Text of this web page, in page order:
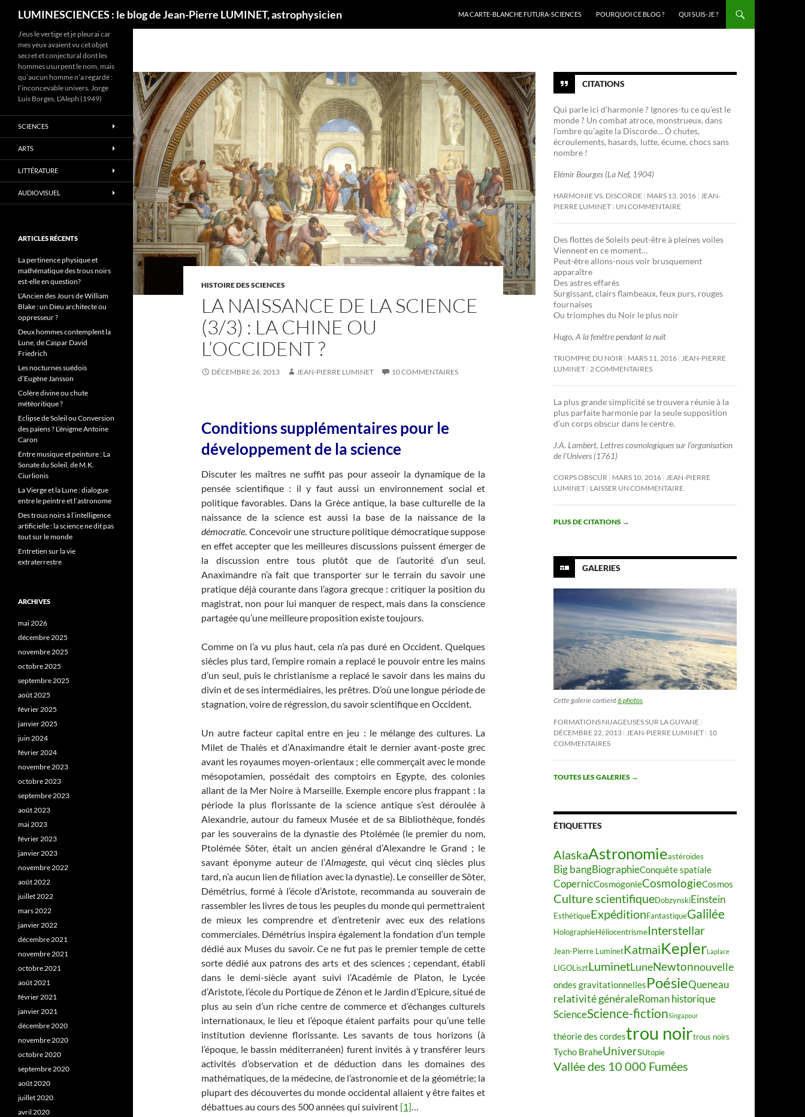
LUMINESCIENCES : le blog de Jean-Pierre LUMINET, astrophysicien
MA CARTE-BLANCHE FUTURA-SCIENCES
POURQUOI CE BLOG ? QUI SUIS-JE ?
HISTOIRE DES SCIENCES
LA NAISSANCE DE LA SCIENCE
(3/3) : LA CHINE OU
L’OCCIDENT ?
DÉCEMBRE 26, 2013 JEAN-PIERRE LUMINET 10 COMMENTAIRES
Conditions supplémentaires pour le
développement de la science
Discuter les maîtres ne suffit pas pour asseoir la dynamique de la
pensée scientifique : il y faut aussi un environnement social et
politique favorables. Dans la Grèce antique, la base culturelle de la
naissance de la science est aussi la base de la naissance de la
démocratie. Concevoir une structure politique démocratique suppose
en effet accepter que les meilleures discussions puissent émerger de
la discussion entre tous plutôt que de l’autorité d’un seul.
Anaximandre n’a fait que transporter sur le terrain du savoir une
pratique déjà courante dans l’agora grecque : critiquer la position du
magistrat, non pour lui manquer de respect, mais dans la conscience
partagée qu’une meilleure proposition existe toujours.
Comme on l’a vu plus haut, cela n’a pas duré en Occident. Quelques
siècles plus tard, l’empire romain a replacé le pouvoir entre les mains
d’un seul, puis le christianisme a replacé le savoir dans les mains du
divin et de ses intermédiaires, les prêtres. D’où une longue période de
stagnation, voire de régression, du savoir scientifique en Occident.
Un autre facteur capital entre en jeu : le mélange des cultures. La
Milet de Thalès et d’Anaximandre était le dernier avant-poste grec
avant les royaumes moyen-orientaux ; elle commerçait avec le monde
mésopotamien, possédait des comptoirs en Egypte, des colonies
allant de la Mer Noire à Marseille. Exemple encore plus frappant : la
période la plus florissante de la science antique s’est déroulée à
Alexandrie, autour du fameux Musée et de sa Bibliothèque, fondés
par les souverains de la dynastie des Ptolémée (le premier du nom,
Ptolémée Sôter, était un ancien général d’Alexandre le Grand ; le
savant éponyme auteur de l’Almageste, qui vécut cinq siècles plus
tard, n’a aucun lien de filiation avec la dynastie). Le conseiller de Sôter,
Démétrius, formé à l’école d’Aristote, recommanda au souverain de
rassembler les livres de tous les peuples du monde qui permettraient
de mieux les comprendre et d’entretenir avec eux des relations
commerciales. Démétrius inspira également la fondation d’un temple
dédié aux Muses du savoir. Ce ne fut pas le premier temple de cette
sorte dédié aux patrons des arts et des sciences ; cependant, établi
dans le demi-siècle ayant suivi l’Académie de Platon, le Lycée
d’Aristote, l’école du Portique de Zénon et le Jardin d’Epicure, situé de
plus au sein d’un riche centre de commerce et d’échanges culturels
internationaux, le lieu et l’époque étaient parfaits pour qu’une telle
institution devienne florissante. Les savants de tous horizons (à
l’époque, le bassin méditerranéen) furent invités à y transférer leurs
activités d’observation et de déduction dans les domaines des
mathématiques, de la médecine, de l’astronomie et de la géométrie; la
plupart des découvertes du monde occidental allaient y être faites et
débattues au cours des 500 années qui suivirent [1]…
CITATIONS
Qui parle ici d’harmonie ? Ignores-tu ce qu’est le
monde ? Un combat atroce, monstrueux, dans
l’ombre qu’agite la Discorde… Ô chutes,
écroulements, hasards, lutte, écume, chocs sans
nombre !
Elémir Bourges (La Nef, 1904)
HARMONIE VS. DISCORDE MARS 13, 2016 JEAN-
PIERRE LUMINET UN COMMENTAIRE
Des flottes de Soleils peut-être à pleines voiles
Viennent en ce moment…
Peut-être allons-nous voir brusquement
apparaître
Des astres effarés
Surgissant, clairs flambeaux, feux purs, rouges
fournaises
Ou triomphes du Noir le plus noir
Hugo, A la fenêtre pendant la nuit
TRIOMPHE DU NOIR MARS 11, 2016 JEAN-PIERRE
LUMINET 2 COMMENTAIRES
La plus grande simplicité se trouvera réunie à la
plus parfaite harmonie par la seule supposition
d’un corps obscur dans le centre.
J.A. Lambert, Lettres cosmologiques sur l’organisation
de l’Univers (1761)
CORPS OBSCUR MARS 10, 2016 JEAN-PIERRE
LUMINET LAISSER UN COMMENTAIRE
PLUS DE CITATIONS →
GALERIES
Cette galerie contient6 photos.
FORMATIONS NUAGEUSES SUR LA GUYANE
DÉCEMBRE 22, 2013 JEAN-PIERRE LUMINET 10
COMMENTAIRES
TOUTES LES GALERIES →
ÉTIQUETTES
AlaskaAstronomieastéroïdes
Big bangBiographieConquête spatiale
CopernicCosmogonieCosmologieCosmos
Culture scientifiqueDobzynskiEinstein
EsthétiqueExpéditionFantastiqueGalilée
HolographieHéliocentrismeInterstellar
Jean-Pierre LuminetKatmaiKeplerLaplace
LIGOLisztLuminetLuneNewtonnouvelle
ondes gravitationnellesPoésieQueneau
relativité généraleRoman historique
ScienceScience-fictionSingapour
théorie des cordestrou noirtrous noirs
Tycho BraheUniversUtopie
Vallée des 10 000 Fumées
J’eus le vertige et je pleurai car
mes yeux avaient vu cet objet
secret et conjectural dont les
hommes usurpent le nom, mais
qu’aucun homme n’a regardé :
l’inconcevable univers. Jorge
Luis Borges, L’Aleph (1949)
SCIENCES
ARTS
LITTÉRATURE
AUDIOVISUEL
ARTICLES RÉCENTS
La pertinence physique et
mathématique des trous noirs
est-elle en question?
L’Ancien des Jours de William
Blake : un Dieu architecte ou
oppresseur ?
Deux hommes contemplent la
Lune, de Caspar David
Friedrich
Les nocturnes suédois
d’Eugène Jansson
Colère divine ou chute
météoritique ?
Eclipse de Soleil ou Conversion
des païens ? L’énigme Antoine
Caron
Entre musique et peinture : La
Sonate du Soleil, de M.K.
Ciurlionis
La Vierge et la Lune : dialogue
entre le peintre et l’astronome
Des trous noirs à l’intelligence
artificielle : la science ne dit pas
tout sur le monde
Entretien sur la vie
extraterrestre
ARCHIVES
mai 2026
décembre 2025
novembre 2025
octobre 2025
septembre 2025
août 2025
février 2025
janvier 2025
juin 2024
février 2024
novembre 2023
octobre 2023
septembre 2023
août 2023
mai 2023
février 2023
janvier 2023
novembre 2022
août 2022
juillet 2022
mars 2022
janvier 2022
décembre 2021
novembre 2021
octobre 2021
août 2021
février 2021
janvier 2021
décembre 2020
novembre 2020
octobre 2020
septembre 2020
août 2020
juillet 2020
avril 2020